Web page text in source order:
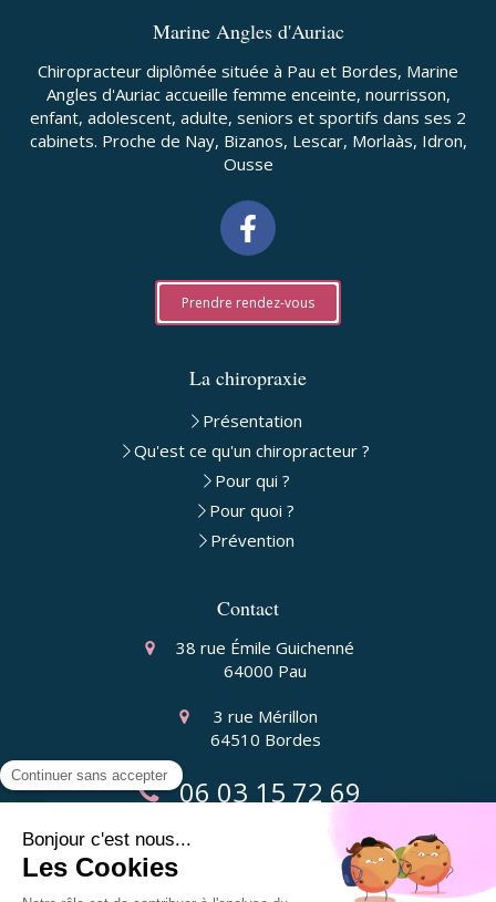
Marine Angles d'Auriac
Chiropracteur diplômée située à Pau et Bordes, Marine
Angles d'Auriac accueille femme enceinte, nourrisson,
enfant, adolescent, adulte, seniors et sportifs dans ses 2
cabinets. Proche de Nay, Bizanos, Lescar, Morlaàs, Idron,
Ousse
Prendre rendez-vous
La chiropraxie
Présentation
Qu'est ce qu'un chiropracteur ?
Pour qui ?
Pour quoi ?
Prévention
Contact
38 rue Émile Guichenné
64000 Pau
3 rue Mérillon
64510 Bordes
06 03 15 72 69